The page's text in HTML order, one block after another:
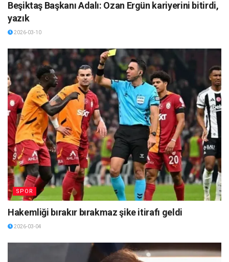
Beşiktaş Başkanı Adalı: Ozan Ergün kariyerini bitirdi,
yazık
2026-03-10
SPOR
Hakemliği bırakır bırakmaz şike itirafı geldi
2026-03-04